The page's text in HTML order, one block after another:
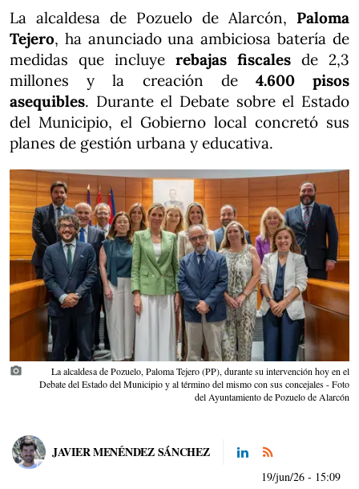
La alcaldesa de Pozuelo de Alarcón, Paloma
Tejero, ha anunciado una ambiciosa batería de
medidas que incluye rebajas fiscales de 2,3
millones y la creación de 4.600 pisos
asequibles. Durante el Debate sobre el Estado
del Municipio, el Gobierno local concretó sus
planes de gestión urbana y educativa.
photo_camera
La alcaldesa de Pozuelo, Paloma Tejero (PP), durante su intervención hoy en el
Debate del Estado del Municipio y al término del mismo con sus concejales - Foto
del Ayuntamiento de Pozuelo de Alarcón
JAVIER MENÉNDEZ SÁNCHEZ
19/jun/26 - 15:09